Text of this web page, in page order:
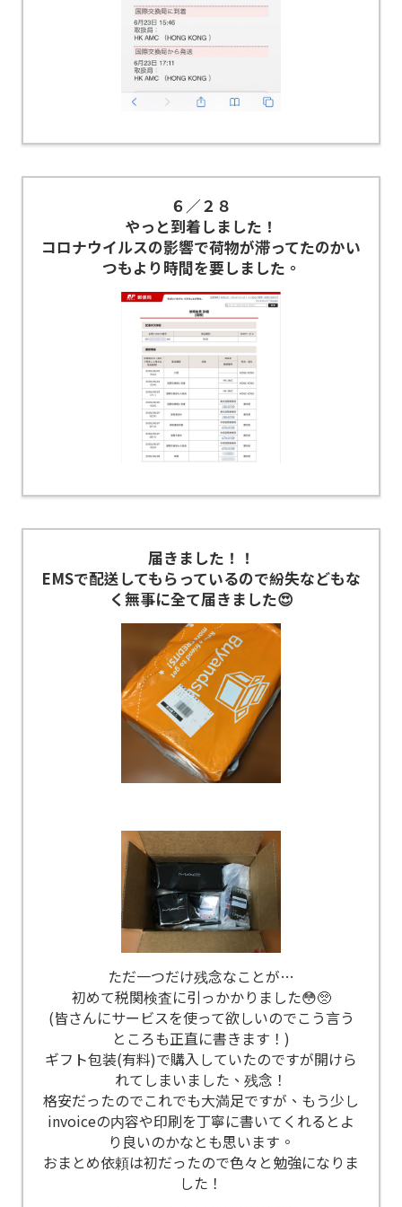
６／２８
やっと到着しました！
コロナウイルスの影響で荷物が滞ってたのかい
つもより時間を要しました。
届きました！！
EMSで配送してもらっているので紛失などもな
く無事に全て届きました😍
ただ一つだけ残念なことが…
初めて税関検査に引っかかりました😳🥺
(皆さんにサービスを使って欲しいのでこう言う
ところも正直に書きます！)
ギフト包装(有料)で購入していたのですが開けら
れてしまいました、残念！
格安だったのでこれでも大満足ですが、もう少し
invoiceの内容や印刷を丁寧に書いてくれるとよ
り良いのかなとも思います。
おまとめ依頼は初だったので色々と勉強になりま
した！